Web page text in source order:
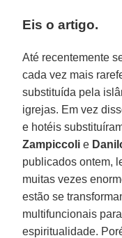
Eis o artigo.
Até recentemente
cada vez mais
substituída pela
igrejas. Em vez
e hotéis
Zampiccoli e
publicados ontem,
muitas vezes
estão se
multifuncionais
espiritualidade.